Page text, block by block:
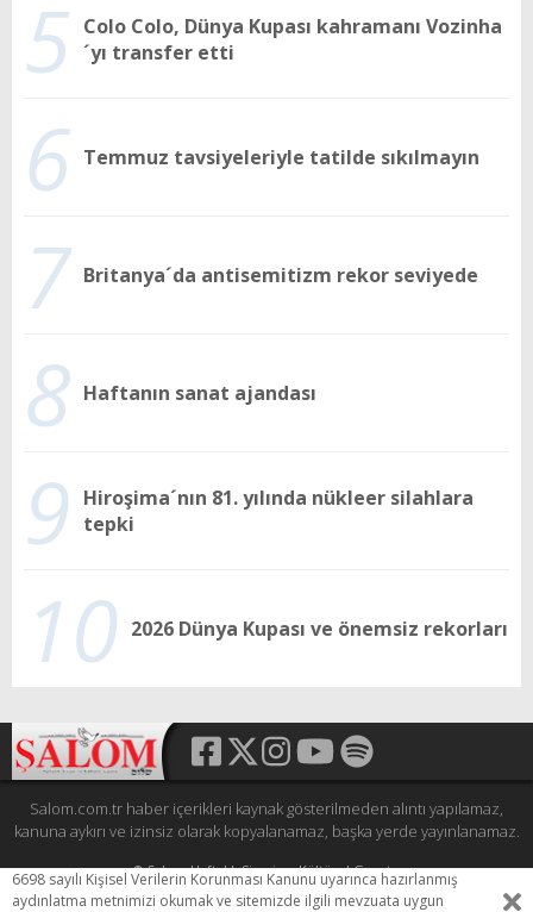
5 Colo Colo, Dünya Kupası kahramanı Vozinha
´yı transfer etti
6 Temmuz tavsiyeleriyle tatilde sıkılmayın
7 Britanya´da antisemitizm rekor seviyede
8 Haftanın sanat ajandası
9
Hiroşima´nın 81. yılında nükleer silahlara
tepki
10 2026 Dünya Kupası ve önemsiz rekorları
Salom.com.tr haber içerikleri kaynak gösterilmeden alıntı yapılamaz,
kanuna aykırı ve izinsiz olarak kopyalanamaz, başka yerde yayınlanamaz.
© Şalom Haftalık Siyasi ve Kültürel Gazete
Tüm hakları saklıdır.
6698 sayılı Kişisel Verilerin Korunması Kanunu uyarınca hazırlanmış
aydınlatma metnimizi okumak ve sitemizde ilgili mevzuata uygun